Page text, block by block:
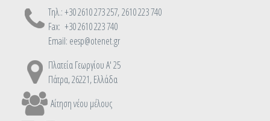
Τηλ.: +30 2610 273 257, 2610 223 740
Fax: +30 2610 223 740
Email: eesp@otenet.gr
Πλατεία Γεωργίου Α' 25
Πάτρα, 26221, Ελλάδα
Αίτηση νέου μέλους